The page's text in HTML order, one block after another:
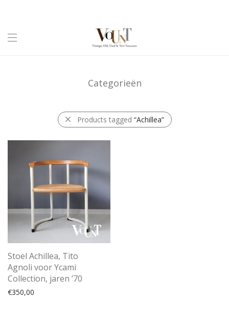
Categorieën
Products tagged “Achillea”
Stoel Achillea, Tito
Agnoli voor Ycami
Collection, jaren ’70
€350,00